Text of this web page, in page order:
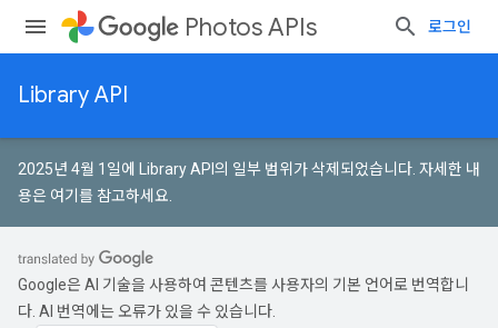
Photos APIs 로그인
Library API
2025년 4월 1일에 Library API의 일부 범위가 삭제되었습니다. 자세한 내
용은 여기를 참고하세요
Google은 AI 기술을 사용하여 콘텐츠를 사용자의 기본 언어로 번역합니
다. AI 번역에는 오류가 있을 수 있습니다.